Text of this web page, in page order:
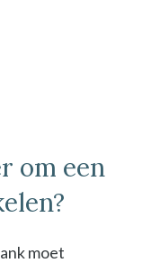
om een
moet